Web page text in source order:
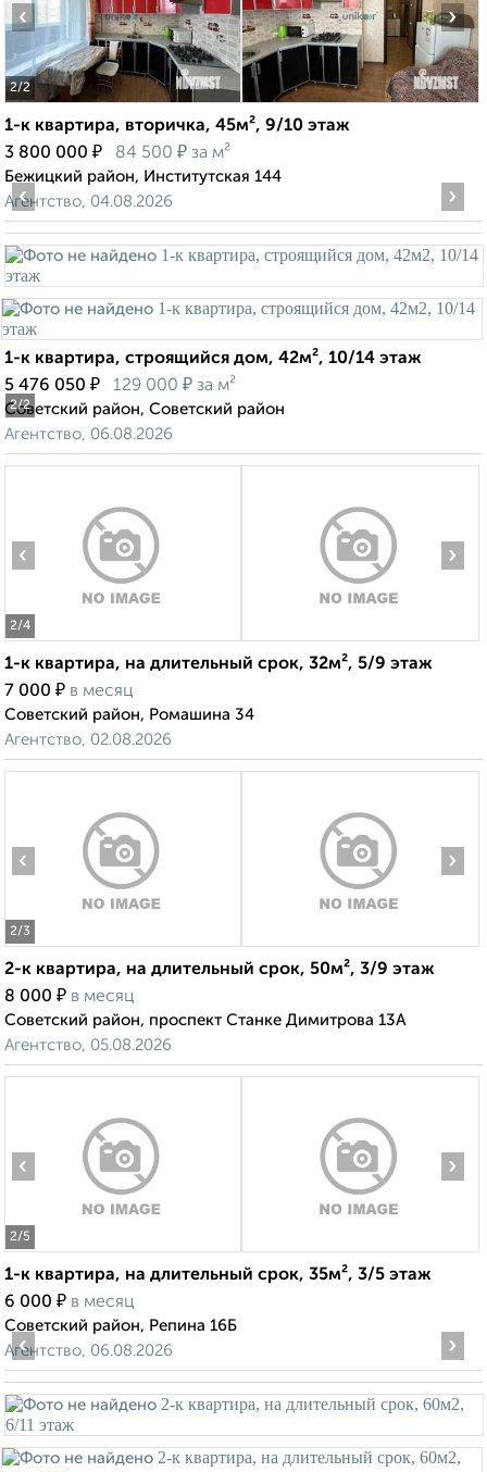
2/2
‹ ›
1-к квартира, вторичка, 45м², 9/10 этаж
3 800 000 ₽ 84 500 ₽ за м²
Бежицкий район, Институтская 144
Агентство, 04.08.2026
2/2
‹ ›
1-к квартира, строящийся дом, 42м², 10/14 этаж
5 476 050 ₽ 129 000 ₽ за м²
Советский район, Советский район
Агентство, 06.08.2026
2/4
‹ ›
1-к квартира, на длительный срок, 32м², 5/9 этаж
7 000 ₽ в месяц
Советский район, Ромашина 34
Агентство, 02.08.2026
2/3
‹ ›
2-к квартира, на длительный срок, 50м², 3/9 этаж
8 000 ₽ в месяц
Советский район, проспект Станке Димитрова 13А
Агентство, 05.08.2026
2/5
‹ ›
1-к квартира, на длительный срок, 35м², 3/5 этаж
6 000 ₽ в месяц
Советский район, Репина 16Б
Агентство, 06.08.2026
‹ ›